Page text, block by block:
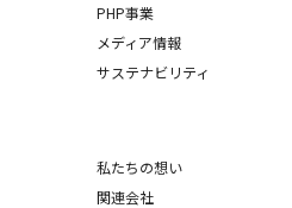
PHP事業
メディア情報
サステナビリティ
私たちの想い
関連会社